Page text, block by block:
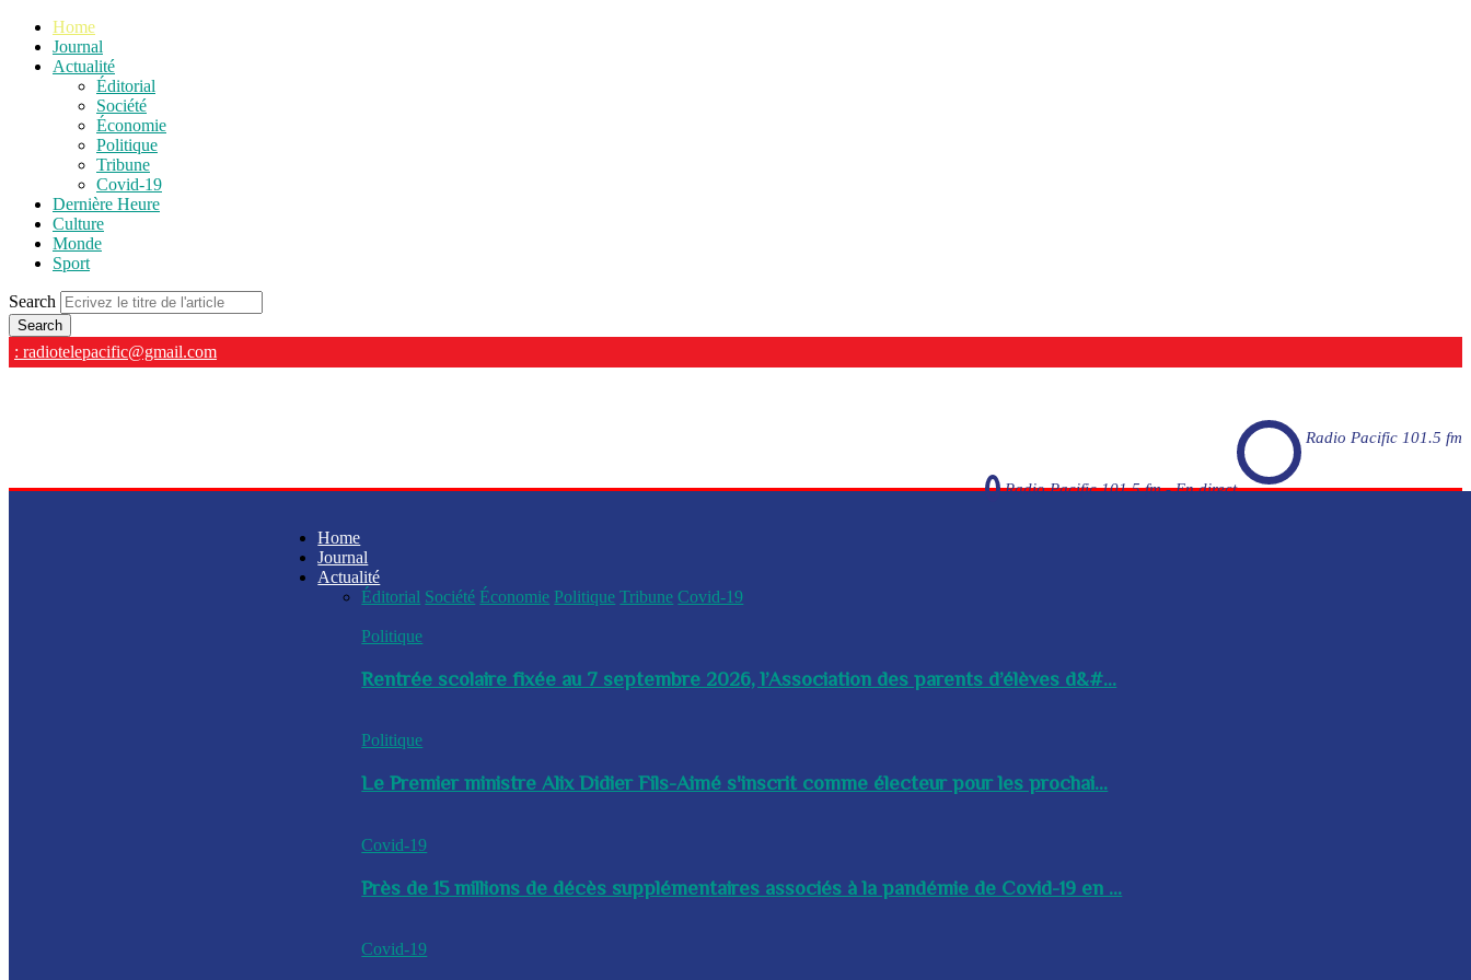
Home
Journal
Actualité
Éditorial
Société
Économie
Politique
Tribune
Covid-19
Dernière Heure
Culture
Monde
Sport
Search
: radiotelepacific@gmail.com
Radio Pacific 101.5 fm
Radio Pacific 101.5 fm - En direct
Home
Journal
Actualité
Éditorial Société Économie Politique Tribune Covid-19
Politique
Rentrée scolaire fixée au 7 septembre 2026, l’Association des parents d’élèves d&#...
Politique
Le Premier ministre Alix Didier Fils-Aimé s'inscrit comme électeur pour les prochai...
Covid-19
Près de 15 millions de décès supplémentaires associés à la pandémie de Covid-19 en ...
Covid-19